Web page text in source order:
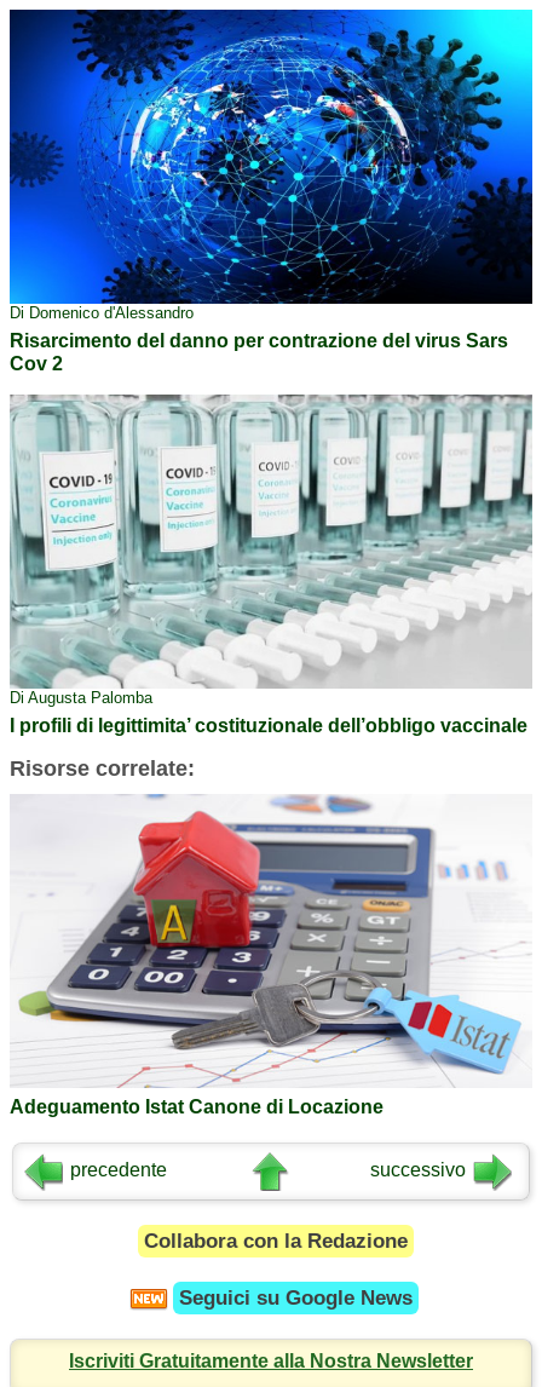
Di Domenico d'Alessandro
Risarcimento del danno per contrazione del virus Sars
Cov 2
Di Augusta Palomba
I profili di legittimita’ costituzionale dell’obbligo vaccinale
Risorse correlate:
Adeguamento Istat Canone di Locazione
precedente successivo
Collabora con la Redazione
Seguici su Google News
Iscriviti Gratuitamente alla Nostra Newsletter